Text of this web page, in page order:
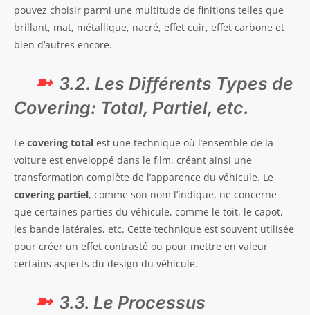
pouvez choisir parmi une multitude de finitions telles que
brillant, mat, métallique, nacré, effet cuir, effet carbone et
bien d’autres encore.
3.2. Les Différents Types de
Covering: Total, Partiel, etc.
Le covering total est une technique où l’ensemble de la
voiture est enveloppé dans le film, créant ainsi une
transformation complète de l’apparence du véhicule. Le
covering partiel, comme son nom l’indique, ne concerne
que certaines parties du véhicule, comme le toit, le capot,
les bande latérales, etc. Cette technique est souvent utilisée
pour créer un effet contrasté ou pour mettre en valeur
certains aspects du design du véhicule.
3.3. Le Processus